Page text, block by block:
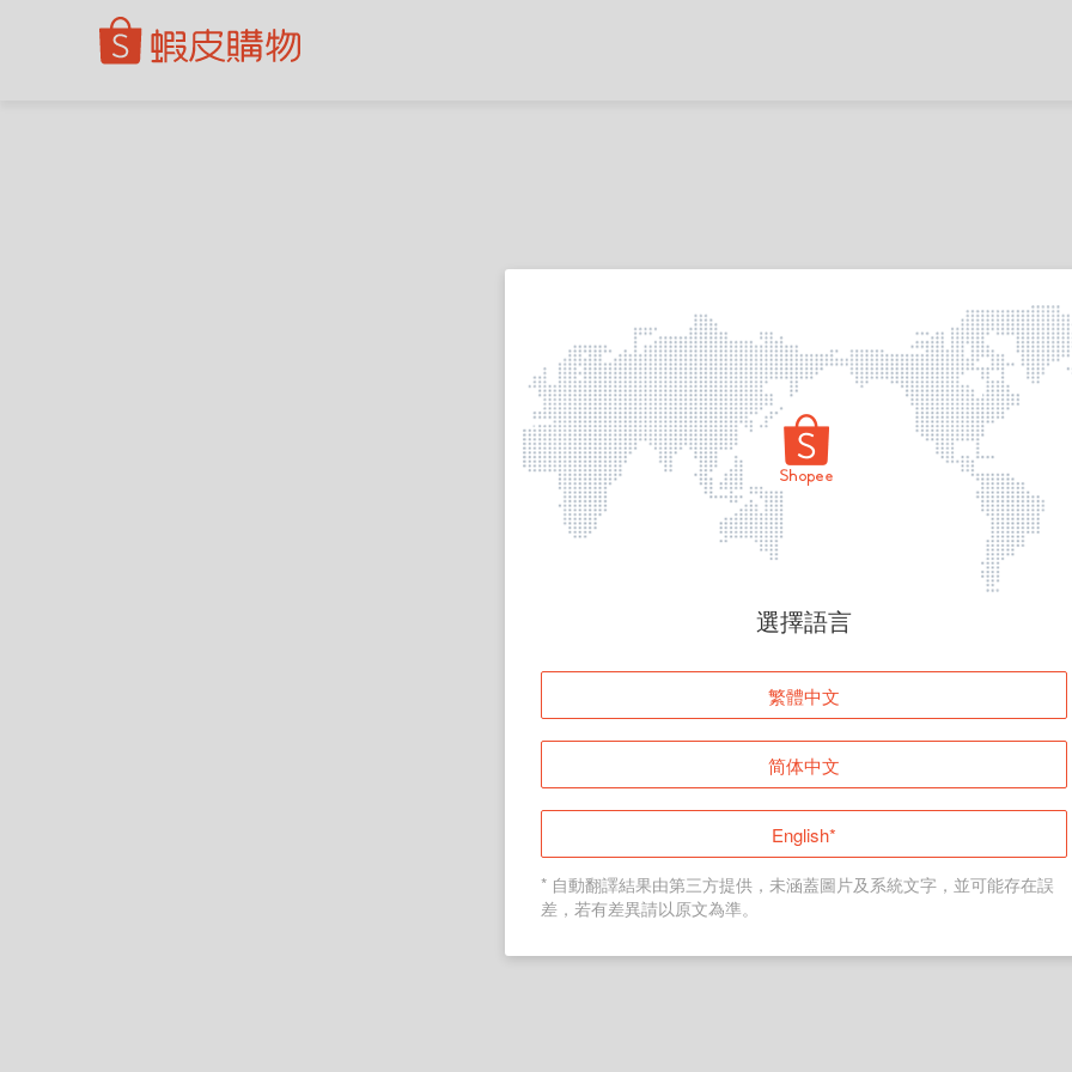
頁面無法顯示
登入
返回首頁
選擇語言
繁體中文
简体中文
English*
* 自動翻譯結果由第三方提供，未涵蓋圖片及系統文字，並可能存在誤
差，若有差異請以原文為準。